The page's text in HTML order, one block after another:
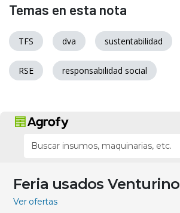
Temas en esta nota
TFS dva sustentabilidad
RSE responsabilidad social
Feria usados Venturino
Ver ofertas